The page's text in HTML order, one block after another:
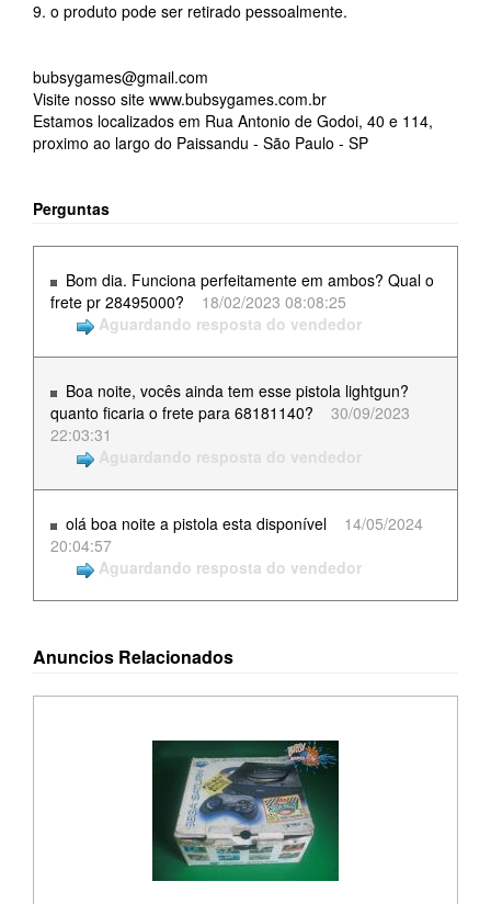
9. o produto pode ser retirado pessoalmente.
bubsygames@gmail.com
Visite nosso site www.bubsygames.com.br
Estamos localizados em Rua Antonio de Godoi, 40 e 114,
proximo ao largo do Paissandu - São Paulo - SP
Perguntas
Bom dia. Funciona perfeitamente em ambos? Qual o
frete pr 28495000?
18/02/2023 08:08:25
Aguardando resposta do vendedor
Boa noite, vocês ainda tem esse pistola lightgun?
quanto ficaria o frete para 68181140?
30/09/2023
22:03:31
Aguardando resposta do vendedor
olá boa noite a pistola esta disponível
14/05/2024
20:04:57
Aguardando resposta do vendedor
Anuncios Relacionados